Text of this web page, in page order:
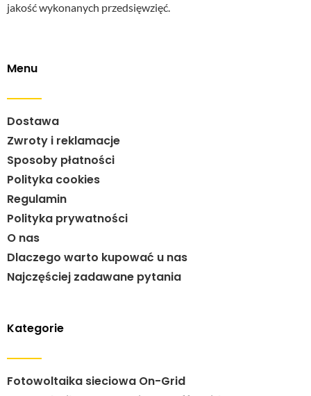
jakość wykonanych przedsięwzięć.
Menu
Dostawa
Zwroty i reklamacje
Sposoby płatności
Polityka cookies
Regulamin
Polityka prywatności
O nas
Dlaczego warto kupować u nas
Najczęściej zadawane pytania
Kategorie
Fotowoltaika sieciowa On-Grid